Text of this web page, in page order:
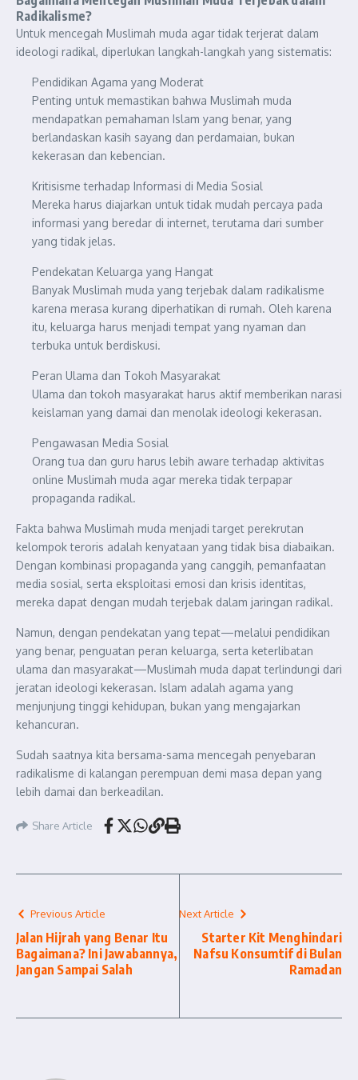
Radikalisme?
Untuk mencegah Muslimah muda agar tidak terjerat dalam
ideologi radikal, diperlukan langkah-langkah yang sistematis:
Pendidikan Agama yang Moderat
Penting untuk memastikan bahwa Muslimah muda
mendapatkan pemahaman Islam yang benar, yang
berlandaskan kasih sayang dan perdamaian, bukan
kekerasan dan kebencian.
Kritisisme terhadap Informasi di Media Sosial
Mereka harus diajarkan untuk tidak mudah percaya pada
informasi yang beredar di internet, terutama dari sumber
yang tidak jelas.
Pendekatan Keluarga yang Hangat
Banyak Muslimah muda yang terjebak dalam radikalisme
karena merasa kurang diperhatikan di rumah. Oleh karena
itu, keluarga harus menjadi tempat yang nyaman dan
terbuka untuk berdiskusi.
Peran Ulama dan Tokoh Masyarakat
Ulama dan tokoh masyarakat harus aktif memberikan narasi
keislaman yang damai dan menolak ideologi kekerasan.
Pengawasan Media Sosial
Orang tua dan guru harus lebih aware terhadap aktivitas
online Muslimah muda agar mereka tidak terpapar
propaganda radikal.
Fakta bahwa Muslimah muda menjadi target perekrutan
kelompok teroris adalah kenyataan yang tidak bisa diabaikan.
Dengan kombinasi propaganda yang canggih, pemanfaatan
media sosial, serta eksploitasi emosi dan krisis identitas,
mereka dapat dengan mudah terjebak dalam jaringan radikal.
Namun, dengan pendekatan yang tepat—melalui pendidikan
yang benar, penguatan peran keluarga, serta keterlibatan
ulama dan masyarakat—Muslimah muda dapat terlindungi dari
jeratan ideologi kekerasan. Islam adalah agama yang
menjunjung tinggi kehidupan, bukan yang mengajarkan
kehancuran.
Sudah saatnya kita bersama-sama mencegah penyebaran
radikalisme di kalangan perempuan demi masa depan yang
lebih damai dan berkeadilan.
Share Article
Previous Article
Jalan Hijrah yang Benar Itu
Bagaimana? Ini Jawabannya,
Jangan Sampai Salah
Next Article
Starter Kit Menghindari
Nafsu Konsumtif di Bulan
Ramadan